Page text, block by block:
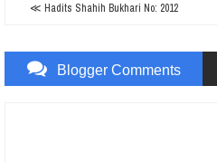
≪ Hadits Shahih Bukhari No: 2012
Blogger Comments